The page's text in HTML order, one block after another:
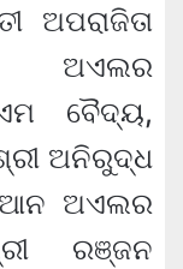
ଅପରାଜିତା
ଅଏଲର
ବୈଦ୍ୟ,
ଅନିରୁଦ୍ଧ
ଅଏଲର
ରଞ୍ଜନ